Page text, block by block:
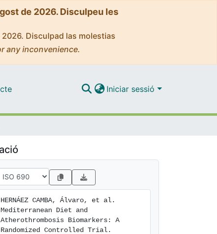
de 2026. Disculpeu les
Disculpad las molestias
any inconvenience.
Iniciar sessió
HERNÁEZ CAMBA, Álvaro, et al.
Mediterranean Diet and
Atherothrombosis Biomarkers: A